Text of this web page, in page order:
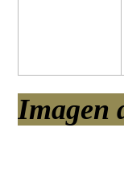
Imagen